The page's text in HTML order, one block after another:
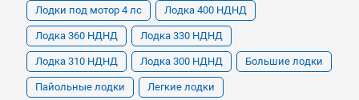
Лодки под мотор 4 лс Лодка 400 НДНД
Лодка 360 НДНД Лодка 330 НДНД
Лодка 310 НДНД Лодка 300 НДНД Большие лодки
Пайольные лодки Легкие лодки